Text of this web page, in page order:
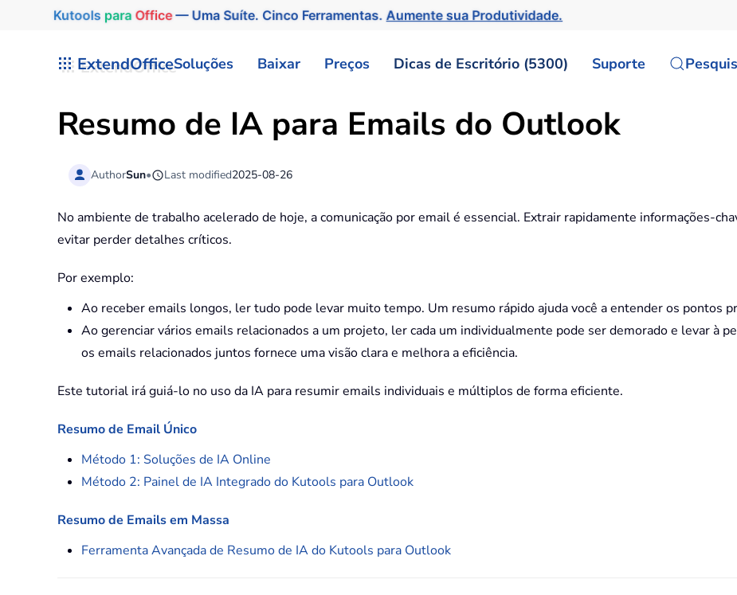
Kutools para Office— Uma Suíte. Cinco Ferramentas.Aumente sua Produtividade.
ExtendOfficeSoluções Baixar Preços Dicas de Escritório (5300) Suporte
Resumo de IA para Emails do Outlook
AuthorSun• Last modified2025-08-26
No ambiente de trabalho acelerado de hoje, a comunicação por email é essencial. Extrair rapidamente informações-
evitar perder detalhes críticos.
Por exemplo:
Ao receber emails longos, ler tudo pode levar muito tempo. Um resumo rápido ajuda você a entender os pontos
Ao gerenciar vários emails relacionados a um projeto, ler cada um individualmente pode ser demorado e levar à
os emails relacionados juntos fornece uma visão clara e melhora a eficiência.
Este tutorial irá guiá-lo no uso da IA para resumir emails individuais e múltiplos de forma eficiente.
Resumo de Email Único
Método 1: Soluções de IA Online
Método 2: Painel de IA Integrado do Kutools para Outlook
Resumo de Emails em Massa
Ferramenta Avançada de Resumo de IA do Kutools para Outlook